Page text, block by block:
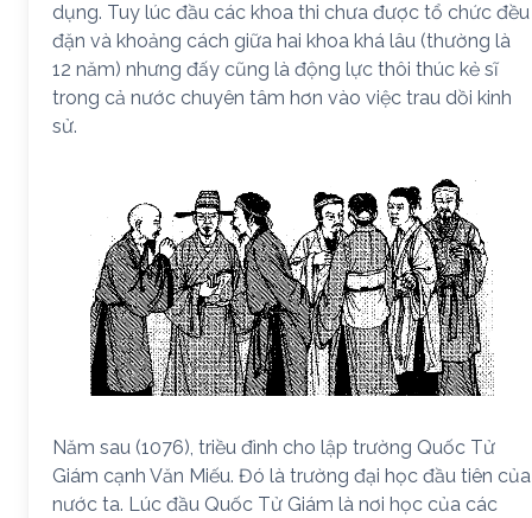
dụng. Tuy lúc đầu các khoa thi chưa được tổ chức đều
đặn và khoảng cách giữa hai khoa khá lâu (thường là
12 năm) nhưng đấy cũng là động lực thôi thúc kẻ sĩ
trong cả nước chuyên tâm hơn vào việc trau dồi kinh
sử.
Năm sau (1076), triều đình cho lập trường Quốc Tử
Giám cạnh Văn Miếu. Đó là trường đại học đầu tiên của
nước ta. Lúc đầu Quốc Tử Giám là nơi học của các